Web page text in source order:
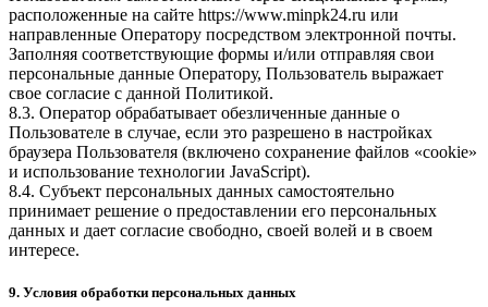
расположенные на сайте https://www.minpk24.ru или
направленные Оператору посредством электронной почты.
Заполняя соответствующие формы и/или отправляя свои
персональные данные Оператору, Пользователь выражает
свое согласие с данной Политикой.
8.3. Оператор обрабатывает обезличенные данные о
Пользователе в случае, если это разрешено в настройках
браузера Пользователя (включено сохранение файлов «cookie»
и использование технологии JavaScript).
8.4. Субъект персональных данных самостоятельно
принимает решение о предоставлении его персональных
данных и дает согласие свободно, своей волей и в своем
интересе.
9. Условия обработки персональных данных